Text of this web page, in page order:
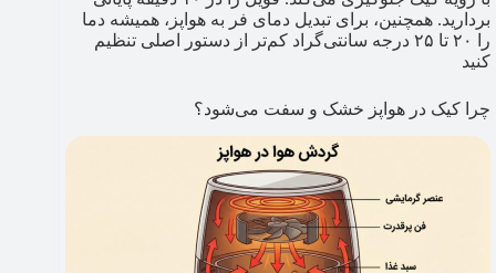
بردارید. همچنین، برای تبدیل دمای فر به هواپز، همیشه دما
را ۲۰ تا ۲۵ درجه سانتی‌گراد کم‌تر از دستور اصلی تنظیم
کنید
چرا کیک در هواپز خشک و سفت می‌شود؟